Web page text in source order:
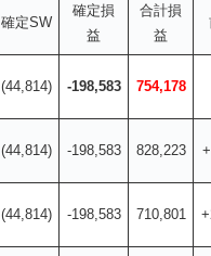
確定SW
確定損
益
合計損
益
(44,814) -198,583 754,178
(44,814) -198,583 828,223
(44,814) -198,583 710,801